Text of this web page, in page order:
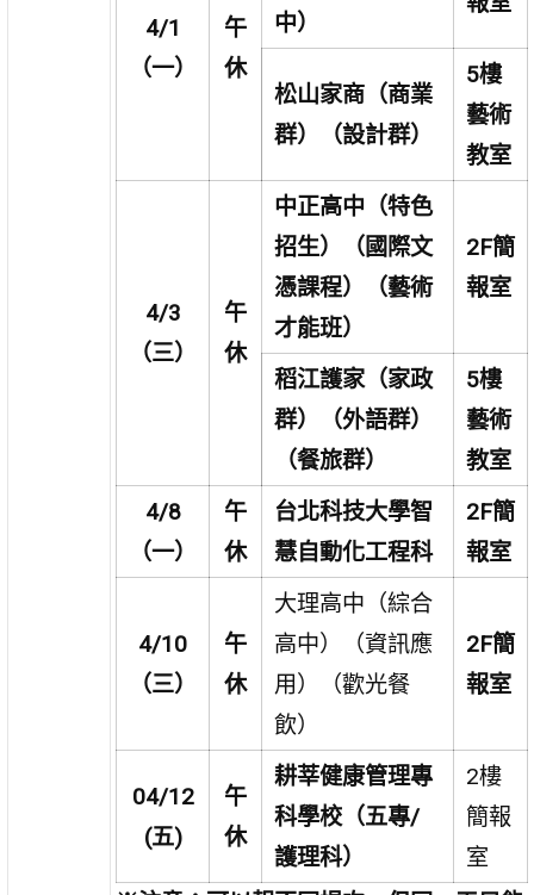
4/1
（一）
午
休
中）
松山家商（商業
群）（設計群）
5樓
藝術
教室
4/3
（三）
午
休
中正高中（特色
招生）（國際文
憑課程）（藝術
才能班）
2F簡
報室
稻江護家（家政
群）（外語群）
（餐旅群）
5樓
藝術
教室
4/8
（一）
午
休
台北科技大學智
慧自動化工程科
2F簡
報室
4/10
（三）
午
休
大理高中（綜合
高中）（資訊應
用）（歡光餐
飲）
2F簡
報室
04/12
(五)
午
休
耕莘健康管理專
科學校（五專/
護理科）
2樓
簡報
室